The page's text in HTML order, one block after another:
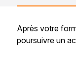
Après votre
poursuivre un